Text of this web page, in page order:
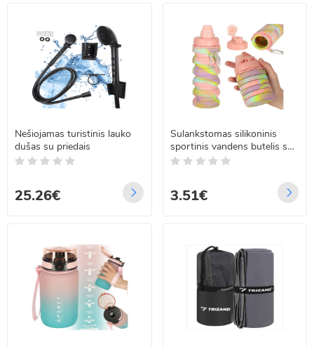
Nešiojamas turistinis lauko
dušas su priedais
25.26€
Sulankstomas silikoninis
sportinis vandens butelis su
laikikliu, vaivorykštinis, 500
3.51€